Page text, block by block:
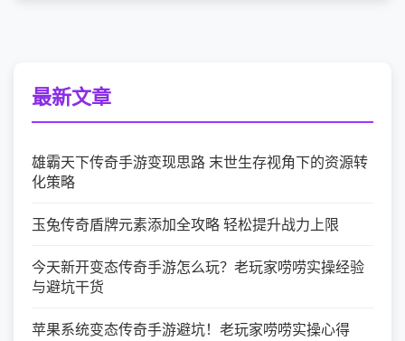
最新文章
雄霸天下传奇手游变现思路 末世生存视角下的资源转
化策略
玉兔传奇盾牌元素添加全攻略 轻松提升战力上限
今天新开变态传奇手游怎么玩？老玩家唠唠实操经验
与避坑干货
苹果系统变态传奇手游避坑！老玩家唠唠实操心得